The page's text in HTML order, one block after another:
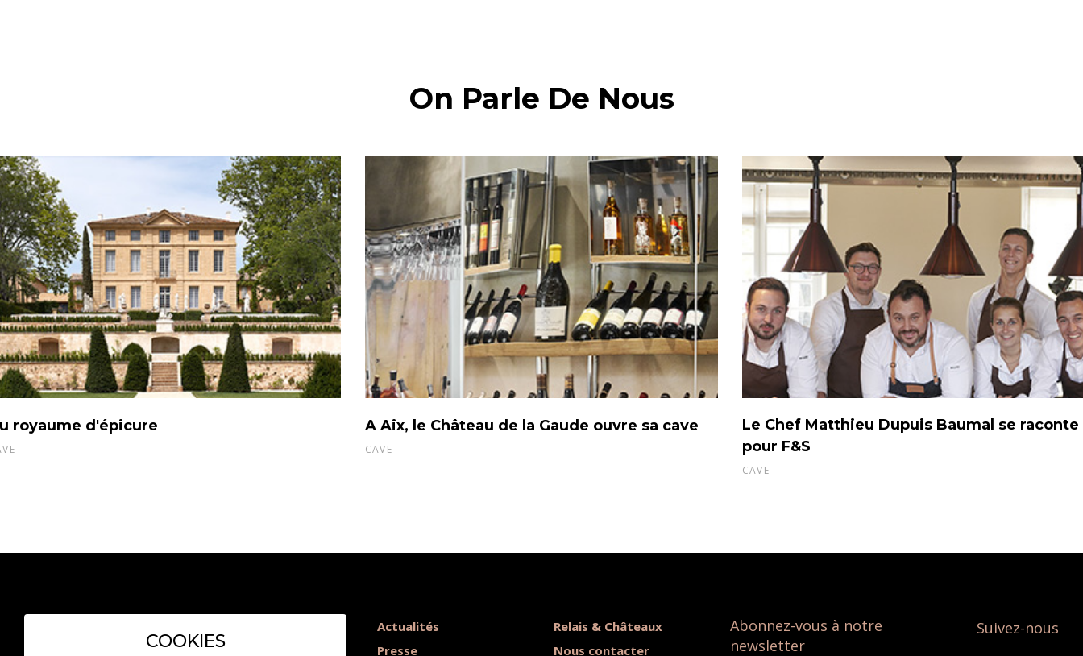
On Parle De Nous
royaume d'épicure A Aix, le Château de la Gaude ouvre sa cave
CAVE
Le Chef Matthieu Dupuis Baumal se raconte
pour F&S
CAVE
COOKIES13100 Aix-en-Provence
Actualités
Presse
Relais & Châteaux
Nous contacter
Abonnez-vous à notre
newsletter
Suivez-nous